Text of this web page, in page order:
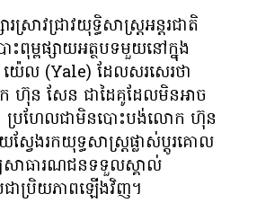
ាវជ្រាវ​​យុទ្ធិសាស្រ្ត​អន្តរជាតិ​
ោះ​ពុម្ព​ផ្សាយ​​អត្ថបទ​មួយ​​​នៅ​ក្នុង​
េល (Yale) ដែល​សរសេរ​ថា
ហ៊ុន សែន ជា​ដៃគូ​ដែល​មិន​អាច​
ន​ ប្រហែល​ជា​មិន​បោះបង់​លោក ហ៊ុន
ែង​រក​​យុទ្ធសាស្ត្រ​​ផ្លាស់ប្ដូរ​គោល
សាធារណជន​ទទួល​ស្គាល់​
ជាប្រិយភាព​ឡើង​វិញ។